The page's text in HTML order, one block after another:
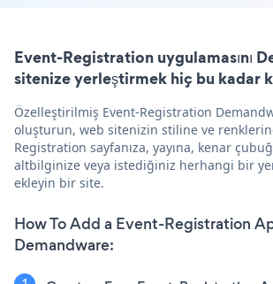
Event-Registration uygulamasını
sitenize yerleştirmek hiç bu kadar
Özelleştirilmiş Event-Registration
oluşturun, web sitenizin stiline ve
Registration sayfanıza, yayına, kenar
altbilginize veya istediğiniz herhangi bir
ekleyin bir site.
How To Add a Event-Registration
Demandware: